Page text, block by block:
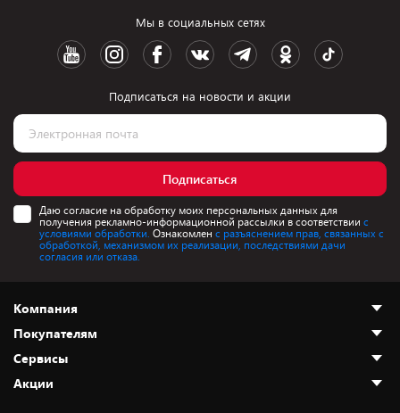
Мы в социальных сетях
Подписаться на новости и акции
Подписаться
Даю согласие на обработку моих персональных данных для
получения рекламно-информационной рассылки в соответствии с
условиями обработки. Ознакомлен с разъяснением прав, связанных с
обработкой, механизмом их реализации, последствиями дачи
согласия или отказа.
Компания
О нас
Адреса магазинов
Новости
Покупателям
Как сделать заказ
Оплата и доставка
Сервисы
Акции